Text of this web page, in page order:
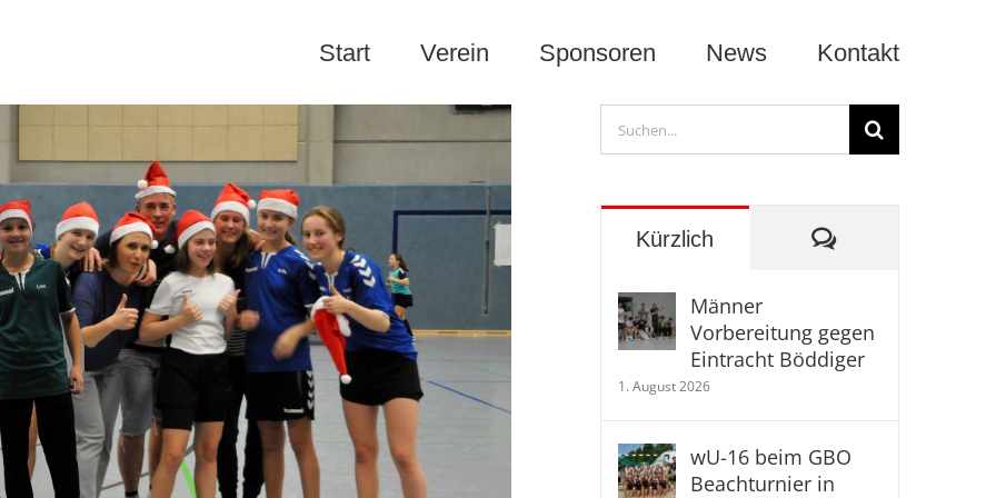
Start Verein Sponsoren News Kontakt
Suche
nach:
Kürzlich Kommentare
Männer
Vorbereitung gegen
Eintracht Böddiger
1. August 2026
wU-16 beim GBO
Beachturnier in